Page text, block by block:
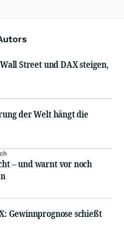
Street und DAX steigen,
der Welt hängt die
– und warnt vor noch
Gewinnprognose schießt